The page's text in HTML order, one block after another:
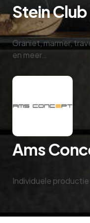
Stein Club
Graniet, marmer,
en meer…
Ams
Individuele